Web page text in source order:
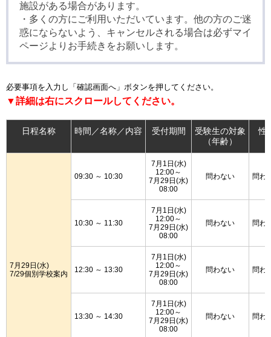
施設がある場合があります。
・多くの方にご利用いただいています。他の方のご迷
惑にならないよう、キャンセルされる場合は必ずマイ
ページよりお手続きをお願いします。
必要事項を入力し「確認画面へ」ボタンを押してください。
▼詳細は右にスクロールしてください。
日程名称 時間／名称／内容 受付期間
受験生の対象
（年齢）
性
7月29日(水)
7/29個別学校案内
09:30 ～ 10:30
7月1日(水)
12:00～
7月29日(水)
08:00
問わない 問わ
10:30 ～ 11:30
7月1日(水)
12:00～
7月29日(水)
08:00
問わない 問わ
12:30 ～ 13:30
7月1日(水)
12:00～
7月29日(水)
08:00
問わない 問わ
13:30 ～ 14:30
7月1日(水)
12:00～
7月29日(水)
08:00
問わない 問わ